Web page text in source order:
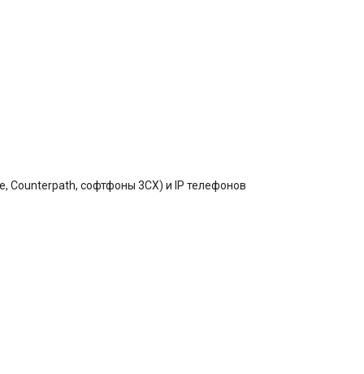
Counterpath, софтфоны 3CX) и IP телефонов